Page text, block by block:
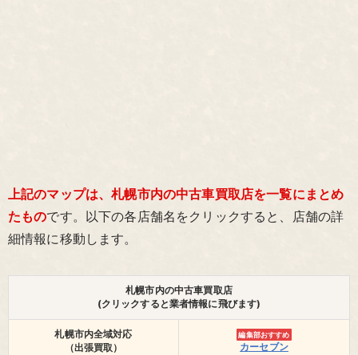
上記のマップは、札幌市内の中古車買取店を一覧にまとめ
たものです。以下の各店舗名をクリックすると、店舗の詳
細情報に移動します。
札幌市内の中古車買取店
(クリックすると業者情報に飛びます)
札幌市内全域対応
（出張買取）
編集部おすすめ
カーセブン